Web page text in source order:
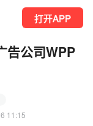
打开APP
告公司WPP
11:15